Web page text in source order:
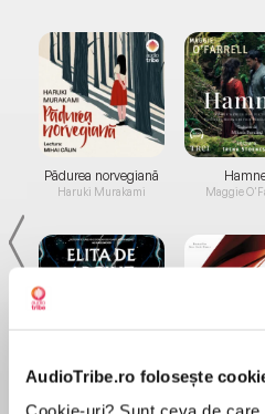
AudioTribe.ro folosește
Pădurea norvegiană
Haruki Murakami
Elita de Argint (Elita
Maggie
Diavolul se